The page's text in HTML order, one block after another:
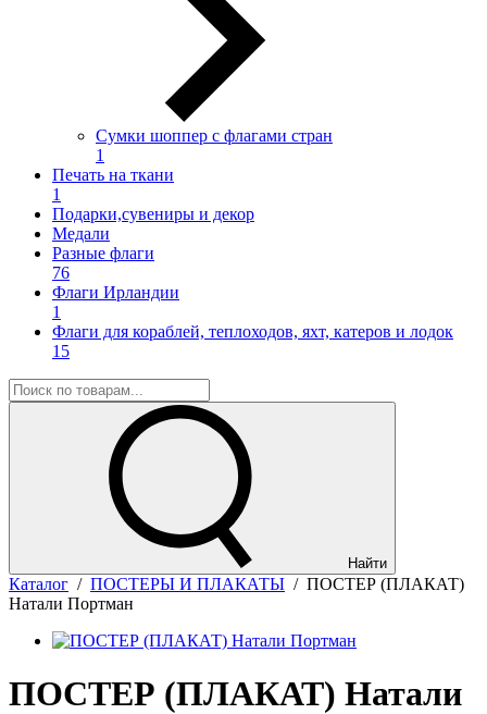
Сумки шоппер с флагами стран
1
Печать на ткани
1
Подарки,сувениры и декор
Медали
Разные флаги
76
Флаги Ирландии
1
Флаги для кораблей, теплоходов, яхт, катеров и лодок
15
Найти
Каталог / ПОСТЕРЫ И ПЛАКАТЫ / ПОСТЕР (ПЛАКАТ)
Натали Портман
ПОСТЕР (ПЛАКАТ) Натали